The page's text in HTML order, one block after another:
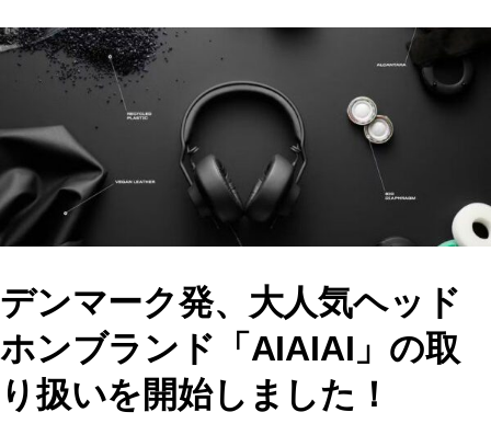
e
b
o
o
k
o
d
o
n
l
デンマーク発、大人気ヘッド
ホンブランド「AIAIAI」の取
り扱いを開始しました！